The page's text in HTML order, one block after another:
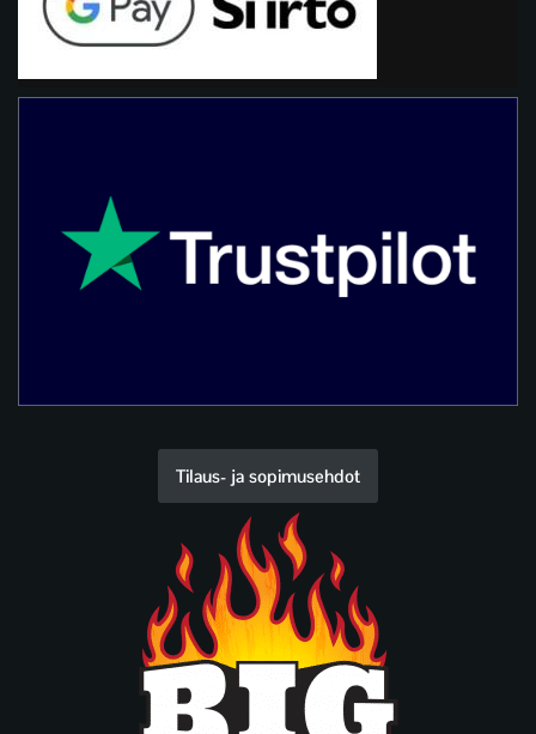
Tilaus- ja sopimusehdot